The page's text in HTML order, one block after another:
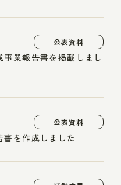
公表資料
業報告書を掲載しまし
公表資料
書を作成しました